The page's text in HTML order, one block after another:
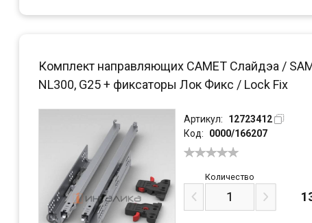
Комплект направляющих САМЕТ Слайдэа /
NL300, G25 + фиксаторы Лок Фикс / Lock Fix
Артикул:
12723412
Код:
0000/166207
Количество